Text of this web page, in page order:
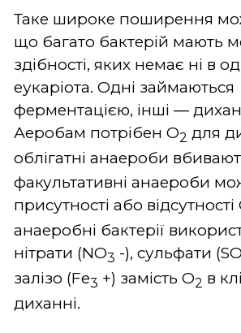
Таке широке поширення
що багато бактерій мають
здібності, яких немає ні в
еукаріота. Одні займаються
ферментацією, інші ―
Аеробам потрібен О2 для
облігатні анаероби
факультативні анаероби
присутності або
анаеробні бактерії
нітрати (NO3 -), сульфати (SO
залізо (Fe3 +) замість O2 в
диханні.